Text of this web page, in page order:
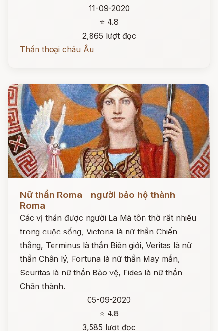
11-09-2020
⭐ 4.8
2,865 lượt đọc
Thần thoại châu Âu
Nữ thần Roma - người bảo hộ thành
Roma
Các vị thần được người La Mã tôn thờ rất nhiều
trong cuộc sống, Victoria là nữ thần Chiến
thắng, Terminus là thần Biên giới, Veritas là nữ
thần Chân lý, Fortuna là nữ thần May mắn,
Scuritas là nữ thần Bảo vệ, Fides là nữ thần
Chân thành.
05-09-2020
⭐ 4.8
3,585 lượt đọc